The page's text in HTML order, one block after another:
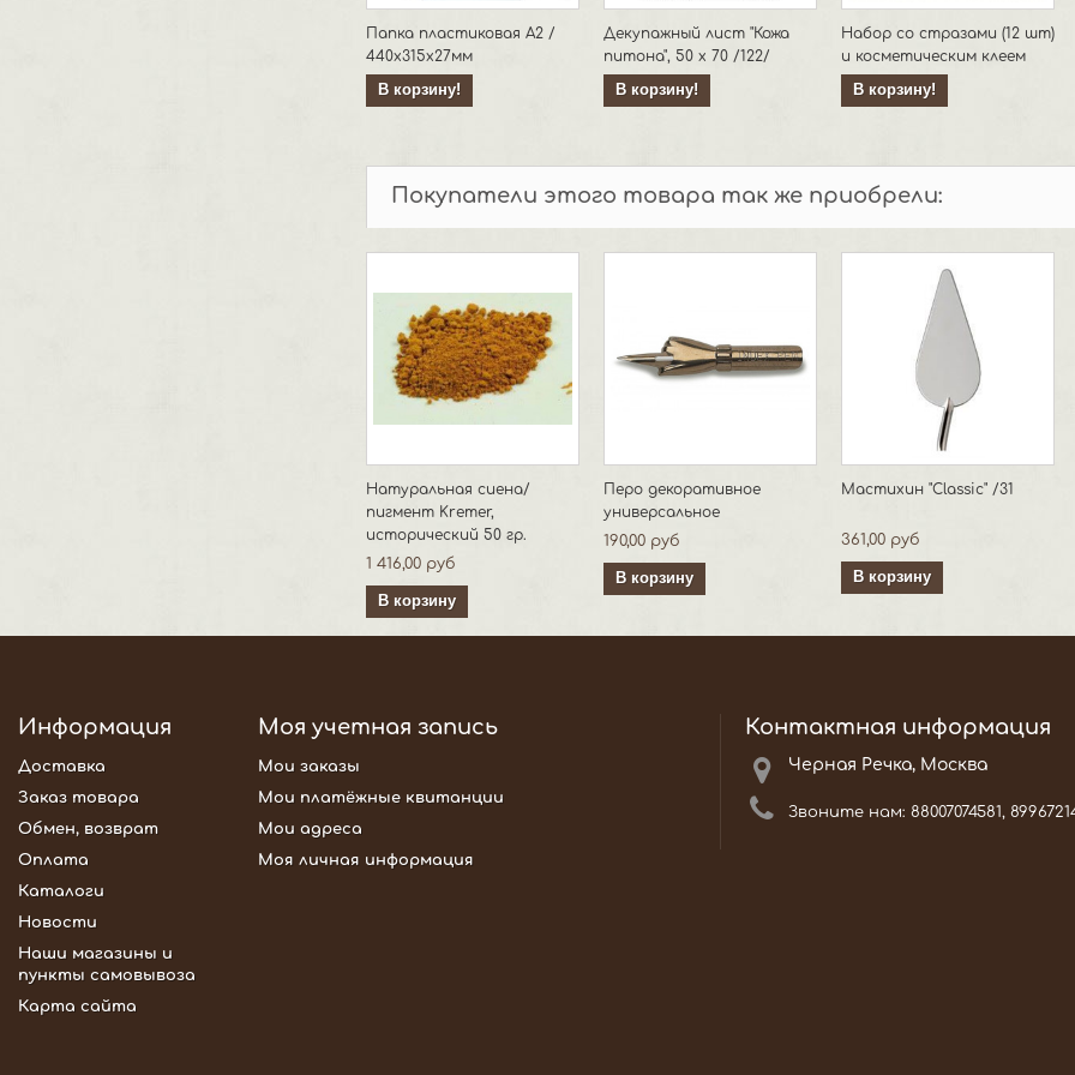
Папка пластиковая А2 /
440х315х27мм
В корзину!
Декупажный лист "Кожа
питона", 50 х 70 /122/
В корзину!
Набор со стразами (12 шт)
и косметическим клеем
В корзину!
Покупатели этого товара так же приобрели:
Натуральная сиена/
пигмент Kremer,
исторический 50 гр.
1 416,00 руб
В корзину
Перо декоративное
универсальное
190,00 руб
В корзину
Мастихин "Classic" /31
361,00 руб
В корзину
Информация
Доставка
Заказ товара
Обмен, возврат
Оплата
Каталоги
Новости
Наши магазины и
пункты самовывоза
Карта сайта
Моя учетная запись
Мои заказы
Мои платёжные квитанции
Мои адреса
Моя личная информация
Контактная информация
Черная Речка, Москва
Звоните нам: 88007074581,